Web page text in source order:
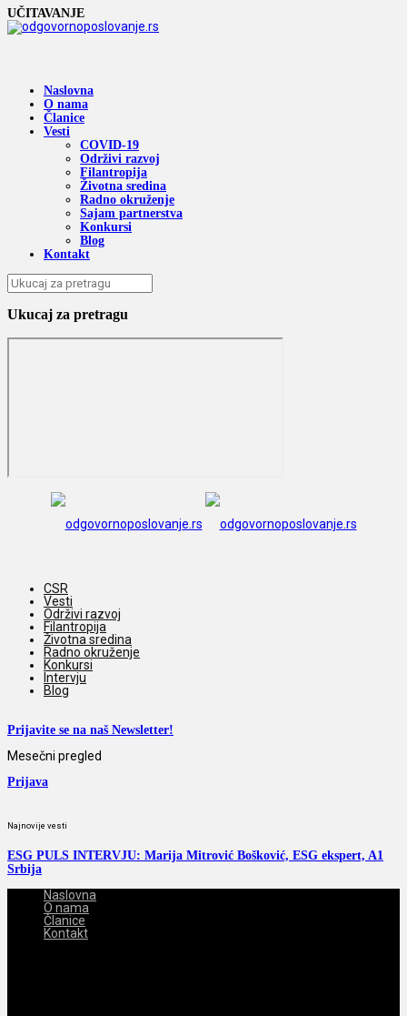
UČITAVANJE
Naslovna
O nama
Članice
Vesti
COVID-19
Održivi razvoj
Filantropija
Životna sredina
Radno okruženje
Sajam partnerstva
Konkursi
Blog
Kontakt
Ukucaj za pretragu
CSR
Vesti
Održivi razvoj
Filantropija
Životna sredina
Radno okruženje
Konkursi
Intervju
Blog
Prijavite se na naš Newsletter!
Mesečni pregled
Prijava
Najnovije vesti
ESG PULS INTERVJU: Marija Mitrović Bošković, ESG ekspert, A1
Srbija
Naslovna
O nama
Članice
Kontakt